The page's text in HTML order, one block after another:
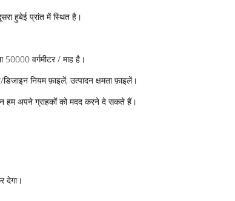
हुबेई प्रांत में स्थित है।
50000 वर्गमीटर / माह है।
नियम फ़ाइलें, उत्पादन क्षमता फ़ाइलें।
हम अपने ग्राहकों को मदद करने दे सकते हैं।
देगा।